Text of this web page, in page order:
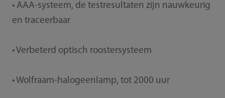
• AAA-systeem, de testresultaten zijn nauwkeurig
en traceerbaar
• Verbeterd optisch roostersysteem
• Wolfraam-halogeenlamp, tot 2000 uur